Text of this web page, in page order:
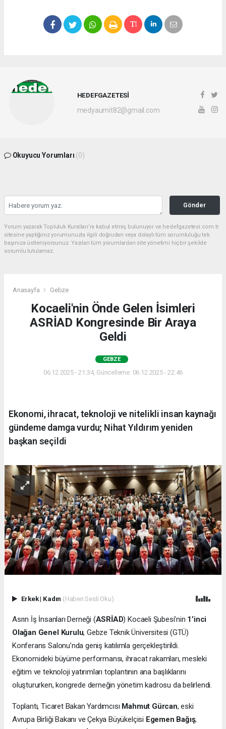
HEDEFGAZETESİ
medyaumit82@gmail.com
Okuyucu Yorumları (0)
Gönder
Yorum yazarak Topluluk Kuralları’nı kabul etmiş bulunuyor ve hedefgazetesi.com.tr
sitesine yaptığınız yorumunuzla ilgili doğrudan veya dolaylı tüm sorumluluğu tek
başınıza üstleniyorsunuz. Yazılan tüm yorumlardan site yönetimi hiçbir şekilde
sorumlu tutulamaz.
Anasayfa Gebze
Kocaeli'nin Önde Gelen İsimleri
ASRİAD Kongresinde Bir Araya
Geldi
GEBZE
06.12.2025 - 21:34, Güncelleme: 06.12.2025 - 22:46
Ekonomi, ihracat, teknoloji ve nitelikli insan kaynağı
gündeme damga vurdu; Nihat Yıldırım yeniden
başkan seçildi
Erkek| Kadın (Haberi Sesli Oku)
Asrın İş İnsanları Derneği (ASRİAD) Kocaeli Şubesi’nin 1’inci
Olağan Genel Kurulu, Gebze Teknik Üniversitesi (GTÜ)
Konferans Salonu’nda geniş katılımla gerçekleştirildi.
Ekonomideki büyüme performansı, ihracat rakamları, mesleki
eğitim ve teknoloji yatırımları toplantının ana başlıklarını
oluştururken, kongrede derneğin yönetim kadrosu da belirlendi.
Toplantı, Ticaret Bakan Yardımcısı Mahmut Gürcan, eski
Avrupa Birliği Bakanı ve Çekya Büyükelçisi Egemen Bağış,